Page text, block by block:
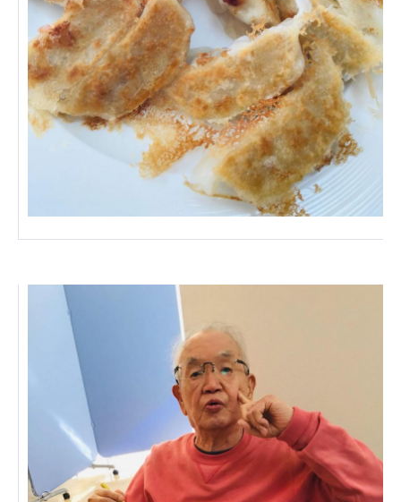
西京都病院
西京都クリニック
洛桂の郷
桂寿の郷
訪問看護ステーション秋桜
上桂の郷
ファミリエール吉祥院
教育（共に生きる仲間達）
学校法人明星学園 関東福祉専門学校
明星幼稚園 志学会高等学校
特定非営利活動法人ファイアーレッズメディカルスポ
ーツクラブ
特定非営利活動法人アート応援隊
Mediclude 株式会社アジアメデカ元気事業団
株式会社フラワーコミュニティ放送